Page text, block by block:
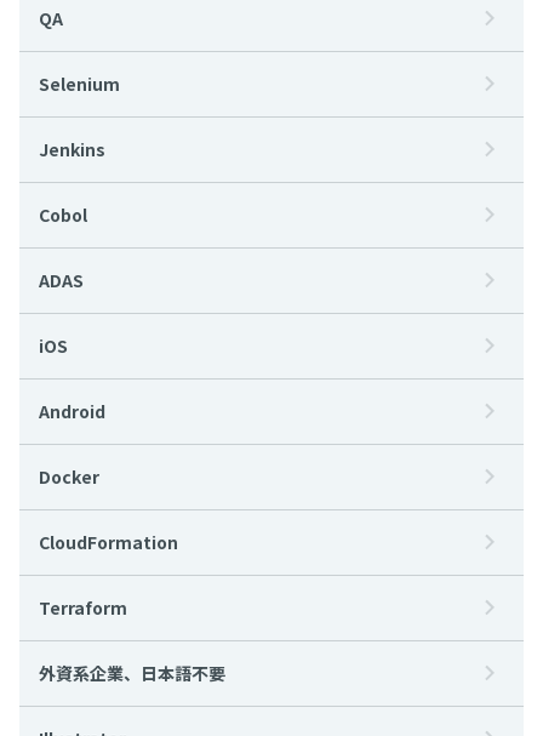
QA
Selenium
Jenkins
Cobol
ADAS
iOS
Android
Docker
CloudFormation
Terraform
外資系企業、日本語不要